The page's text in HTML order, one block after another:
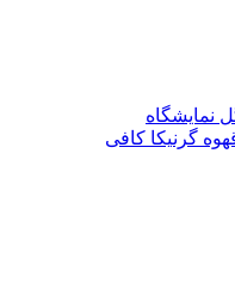
نمایشگاه
گرنیکا کافی